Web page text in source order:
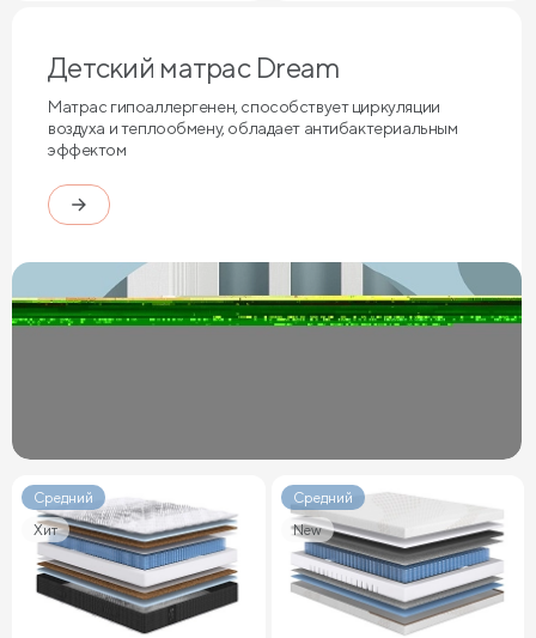
Детский матрас Dream
Матрас гипоаллергенен, способствует циркуляции
воздуха и теплообмену, обладает антибактериальным
эффектом
Средний
Хит
Средний
New